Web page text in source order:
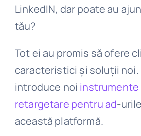
LinkedIN, dar poate au
tău?
Tot ei au promis să ofere
caracteristici și soluții
introduce noi instrumente
retargetare pentru ad-
această platformă.